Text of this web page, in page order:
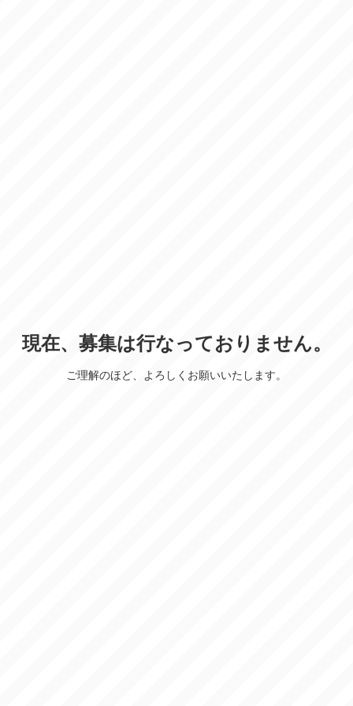
現在、募集は行なっておりません。
ご理解のほど、よろしくお願いいたします。